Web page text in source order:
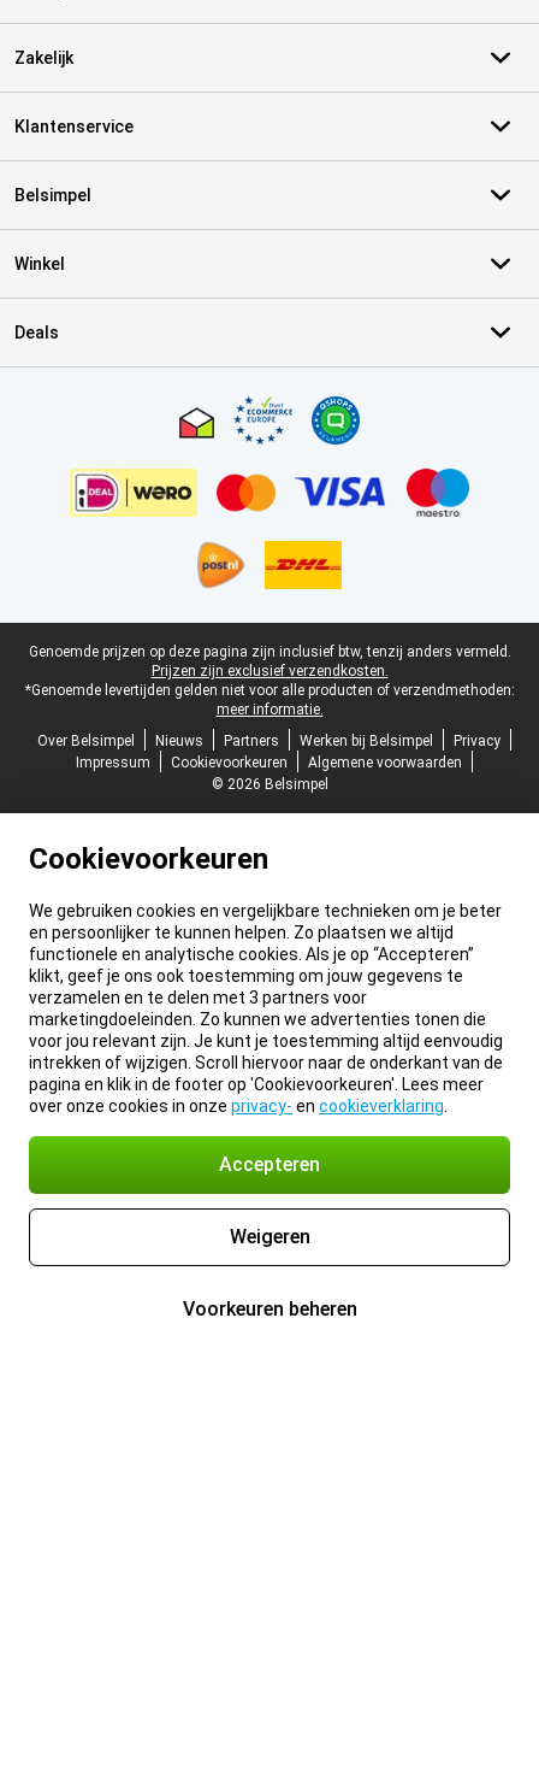
Zakelijk
Klantenservice
Belsimpel
Winkel
Deals
Juridische voettekst
Genoemde prijzen op deze pagina zijn inclusief btw, tenzij anders vermeld.
Prijzen zijn exclusief verzendkosten.
*Genoemde levertijden gelden niet voor alle producten of verzendmethoden:
meer informatie.
Over Belsimpel
Nieuws Partners Werken bij Belsimpel
Privacy
Impressum
Cookievoorkeuren
Algemene voorwaarden
© 2026 Belsimpel
Cookievoorkeuren
We gebruiken cookies en vergelijkbare technieken om je beter
en persoonlijker te kunnen helpen. Zo plaatsen we altijd
functionele en analytische cookies. Als je op “Accepteren”
klikt, geef je ons ook toestemming om jouw gegevens te
verzamelen en te delen met 3 partners voor
marketingdoeleinden. Zo kunnen we advertenties tonen die
voor jou relevant zijn. Je kunt je toestemming altijd eenvoudig
intrekken of wijzigen. Scroll hiervoor naar de onderkant van de
pagina en klik in de footer op 'Cookievoorkeuren'. Lees meer
over onze cookies in onze privacy- en cookieverklaring
Accepteren
Weigeren
Voorkeuren beheren